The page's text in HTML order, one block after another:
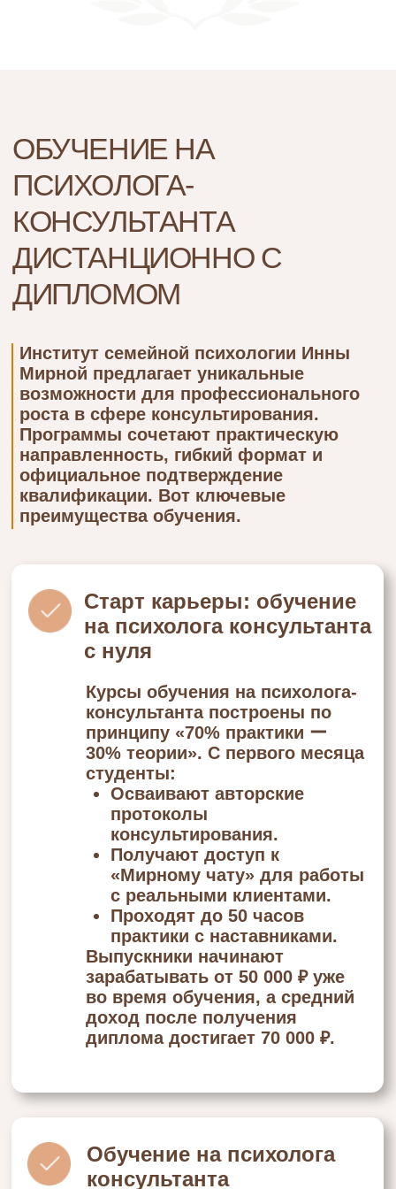
и роста в профессии. Ученики получают
для работы, доступ к «Мирному чату», где
А также обучаются под руководством
компаний
Сотрудничают с
образовательными центрами
Карьерные перспективы
после обучения
Выбирая обучение на
психолога консультанта с
Диплом о
профессиональной
переподготовке
Сертификат Института с
подписью Инны Мирной
Документы позволяют
вступить в профессиональные
ассоциации и работать в
госучреждениях.
Диплом
государственного
образца + авторские
сертификаты
Программы обучения на
психолога консультанта
дистанционно обеспечивают:
Свободный график с
доступом к материалам 24/7
160 часов супервизии от
практикующих экспертов
20 стран
ー этого достаточно для
уверенного старта в
профессии.
Обучение на психолога
консультанта
дистанционно
консультирования.
Получают доступ к
с реальными клиентами.
практики с наставниками.
Выпускники начинают
во время обучения, а средний
доход после получения
диплома достигает 70 000 ₽.